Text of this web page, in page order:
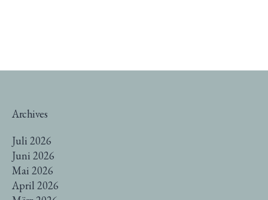
Archives
Juli 2026
Juni 2026
Mai 2026
April 2026